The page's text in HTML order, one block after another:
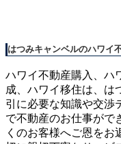
はつみキャンベルのハワイ
ハワイ不動産購入、ハ
成、ハワイ移住は、は
引に必要な知識や交渉
で不動産のお仕事がで
くのお客様へご恩をお